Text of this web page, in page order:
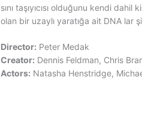
sını taşıyıcısı olduğunu kendi
olan bir uzaylı yaratığa ait DNA lar
Director: Peter Medak
Creator: Dennis Feldman, Chris
Actors: Natasha Henstridge,